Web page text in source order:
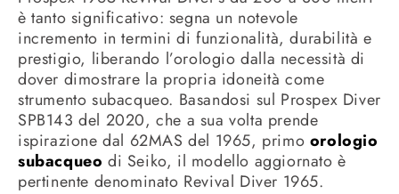
è tanto significativo: segna un notevole
incremento in termini di funzionalità, durabilità e
prestigio, liberando l’orologio dalla necessità di
dover dimostrare la propria idoneità come
strumento subacqueo. Basandosi sul Prospex Diver
SPB143 del 2020, che a sua volta prende
ispirazione dal 62MAS del 1965, primo orologio
subacqueo di Seiko, il modello aggiornato è
pertinente denominato Revival Diver 1965.